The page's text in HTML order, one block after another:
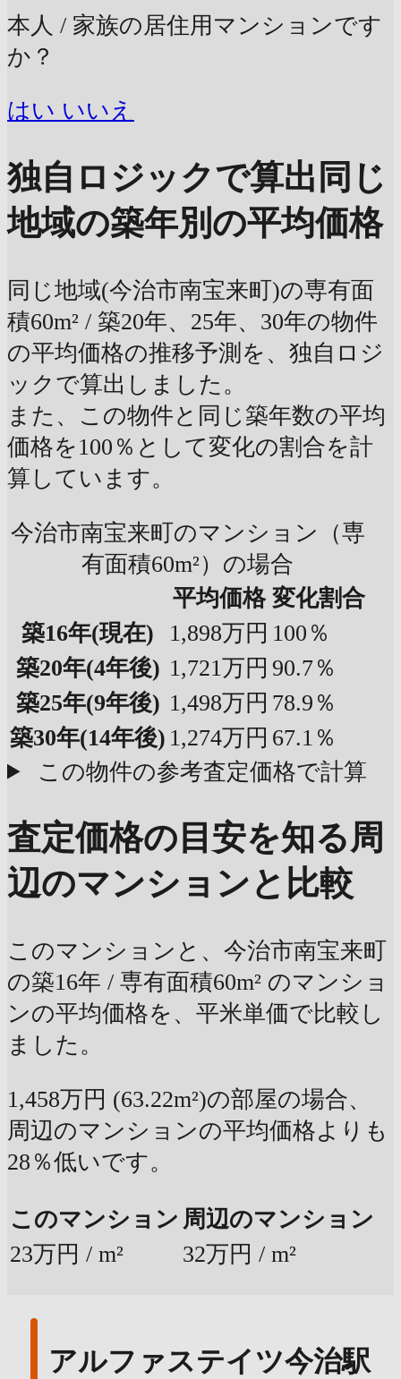
本人 / 家族の居住用マンションです
か？
はい いいえ
独自ロジックで算出 同じ
地域の築年別の平均価格
同じ地域(今治市南宝来町)の専有面
積60m² / 築20年、25年、30年の物件
の平均価格の推移予測を、独自ロジ
ックで算出しました。
また、この物件と同じ築年数の平均
価格を100％として変化の割合を計
算しています。
今治市南宝来町のマンション（専
有面積60m²）の場合
平均価格 変化割合
築16年(現在) 1,898万円 100％
築20年(4年後) 1,721万円 90.7％
築25年(9年後) 1,498万円 78.9％
築30年(14年後) 1,274万円 67.1％
この物件の参考査定価格で計算
査定価格の目安を知る周
辺のマンションと比較
このマンションと、今治市南宝来町
の築16年 / 専有面積60m² のマンショ
ンの平均価格を、平米単価で比較し
ました。
1,458万円 (63.22m²)の部屋の場合、
周辺のマンションの平均価格よりも
28％低いです。
このマンション 周辺のマンション
23万円 / m²
32万円 / m²
アルファステイツ今治駅